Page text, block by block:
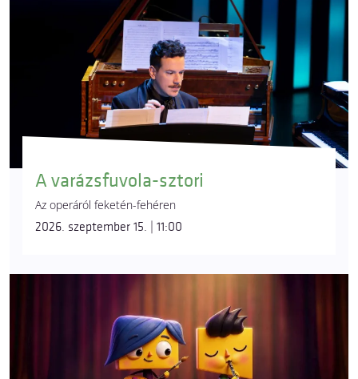
A varázsfuvola-sztori
Az operáról feketén-fehéren
2026. szeptember 15. | 11:00